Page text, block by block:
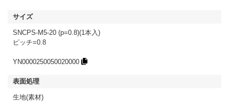
SNCPS-M5-20 (p=0.8)(1本入)
ピッチ=0.8
YN0000250050020000
生地(素材)